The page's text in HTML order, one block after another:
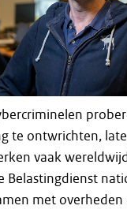
te ontwrichten,
vaak
Belastingdienst
met overheden